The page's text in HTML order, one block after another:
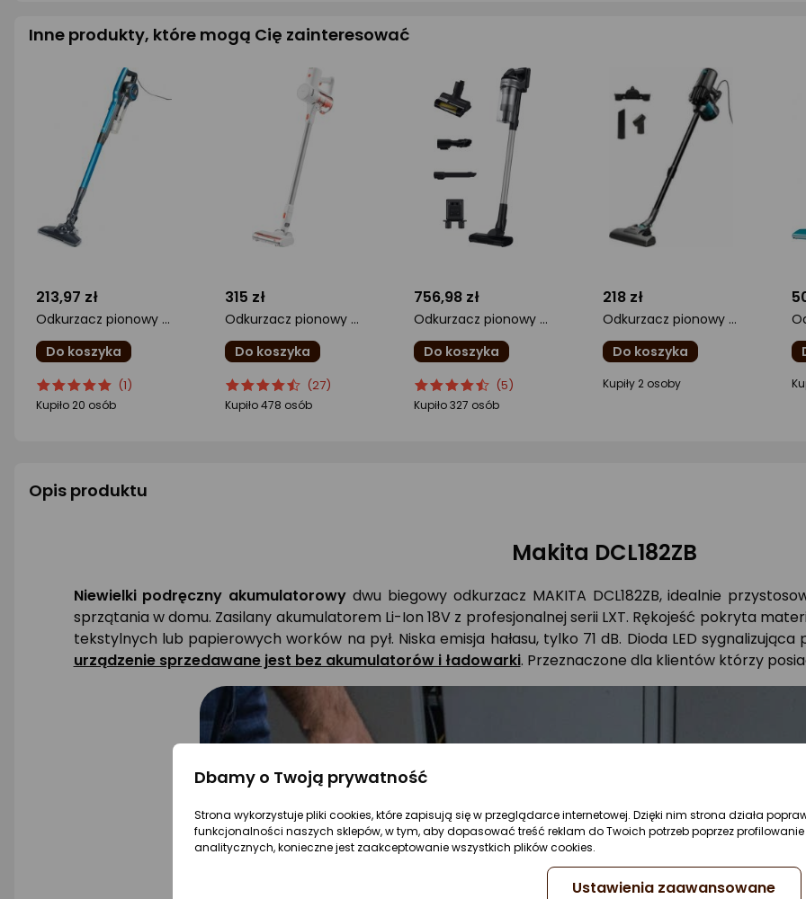
Inne produkty, które mogą Cię zainteresować
213,97 zł
Odkurzacz pionowy Black&Decker BXVMS600E
Do koszyka
ocena
produktu
Ocena
produktu
(1)
Kupiło 20 osób
315 zł
Odkurzacz pionowy Xiaomi G20 Lite
Do koszyka
ocena
produktu
Ocena
produktu
(27)
Kupiło 478 osób
756,98 zł
Odkurzacz pionowy Samsung Jet 65 Pet VS15A60AGR5
Do koszyka
ocena
produktu
Ocena
produktu
(5)
Kupiło 327 osób
218 zł
Odkurzacz pionowy Cecotec Conga ThunderBrush 560
Do koszyka
ocena
Kupiły 2 osoby
Opis produktu
Makita DCL182ZB
Niewielki podręczny akumulatorowy dwu biegowy odkurzacz MAKITA DCL182ZB, idealnie
sprzątania w domu. Zasilany akumulatorem Li-Ion 18V z profesjonalnej serii LXT. Rękojeść pokryta
tekstylnych lub papierowych worków na pył. Niska emisja hałasu, tylko 71 dB. Dioda LED
urządzenie sprzedawane jest bez akumulatorów i ładowarki. Przeznaczone dla klientów którzy
Dbamy o Twoją prywatność
Strona wykorzystuje pliki cookies, które zapisują się w przeglądarce internetowej. Dzięki nim strona działa
funkcjonalności naszych sklepów, w tym, aby dopasować treść reklam do Twoich potrzeb poprzez
analitycznych, konieczne jest zaakceptowanie wszystkich plików cookies.
Ustawienia zaawansowane